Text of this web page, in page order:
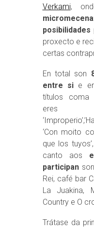
Verkami,
posibilidades
proxecto e
certas
En total son
entre sie
títulos coma
eres
‘Con moito
que los
canto aos
participanson
Rei, café bar
La Juakina,
Country e O
Trátase da